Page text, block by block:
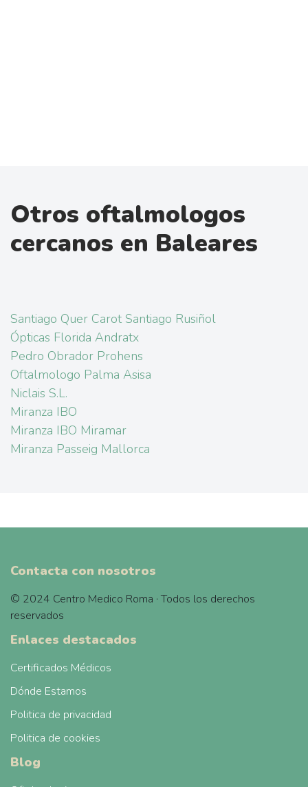
Otros oftalmologos
cercanos en Baleares
Santiago Quer Carot Santiago Rusiñol
Ópticas Florida Andratx
Pedro Obrador Prohens
Oftalmologo Palma Asisa
Niclais S.L.
Miranza IBO
Miranza IBO Miramar
Miranza Passeig Mallorca
Contacta con nosotros
© 2024 Centro Medico Roma · Todos los derechos
reservados
Enlaces destacados
Certificados Médicos
Dónde Estamos
Politica de privacidad
Politica de cookies
Blog